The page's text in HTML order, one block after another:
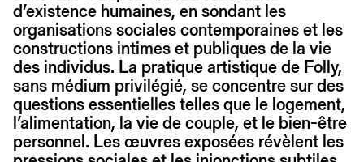
d’existence humaines, en sondant les
organisations sociales contemporaines et les
constructions intimes et publiques de la vie
des individus. La pratique artistique de Folly,
sans médium privilégié, se concentre sur des
questions essentielles telles que le logement,
l’alimentation, la vie de couple, et le bien-être
personnel. Les œuvres exposées révèlent les